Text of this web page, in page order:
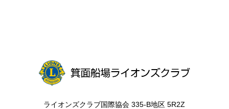
ライオンズクラブ国際協会 335-B地区 5R2Z